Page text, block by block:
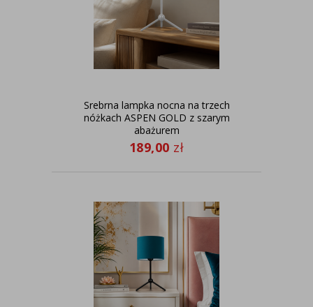
Srebrna lampka nocna na trzech
nóżkach ASPEN GOLD z szarym
abażurem
189,00 zł